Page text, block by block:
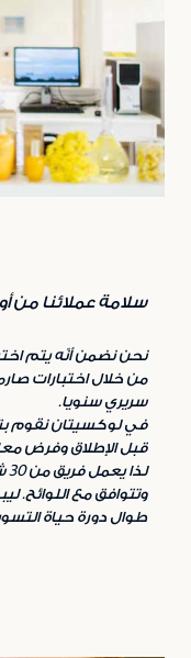
سلامة عملائنا من
سريري سنويا.
في لوكسيتان نقوم
قبل الإطلاق وفرض
لذا يعمل فريق من 30 شخصًا
وتتوافق مع اللوائح.
طوال دورة حياة